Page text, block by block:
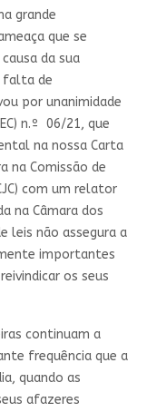
grande
que se
da sua
falta de
por unanimidade
n.º 06/21, que
na nossa Carta
na Comissão de
com um relator
na Câmara dos
leis não assegura a
importantes
os seus
continuam a
frequência que a
quando as
afazeres